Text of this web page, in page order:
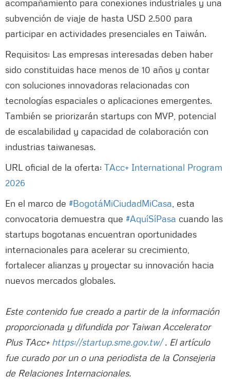
acompañamiento para conexiones industriales y una
subvención de viaje de hasta USD 2.500 para
participar en actividades presenciales en Taiwán.
Requisitos: Las empresas interesadas deben haber
sido constituidas hace menos de 10 años y contar
con soluciones innovadoras relacionadas con
tecnologías espaciales o aplicaciones emergentes.
También se priorizarán startups con MVP, potencial
de escalabilidad y capacidad de colaboración con
industrias taiwanesas.
URL oficial de la oferta: TAcc+ International Program
2026
En el marco de #BogotáMiCiudadMiCasa , esta
convocatoria demuestra que #AquíSíPasa cuando las
startups bogotanas encuentran oportunidades
internacionales para acelerar su crecimiento,
fortalecer alianzas y proyectar su innovación hacia
nuevos mercados globales.
Este contenido fue creado a partir de la información
proporcionada y difundida por Taiwan Accelerator
Plus TAcc+ https://startup.sme.gov.tw/. El artículo
fue curado por un o una periodista de la Consejeria
de Relaciones Internacionales.